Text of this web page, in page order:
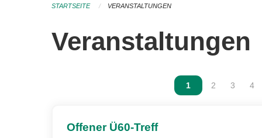
STARTSEITE VERANSTALTUNGEN
Veranstaltungen
Vous êtes sur la
1 Vous êtes
2 Vous
3 4
Offener Ü60-Treff